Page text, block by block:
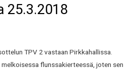
25.3.2018
TPV 2 vastaan Pirkkahallissa.
flunssakierteessä, joten sen